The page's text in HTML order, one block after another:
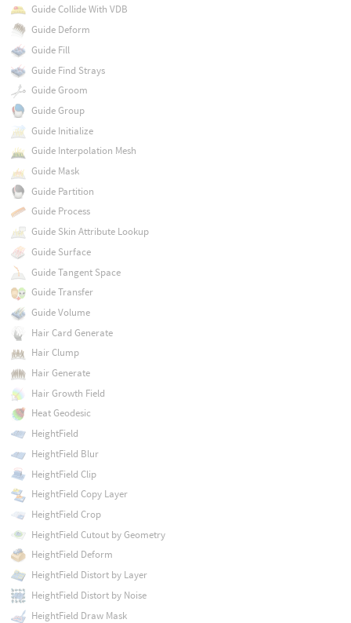
Guide Collide With VDB
Guide Deform
Guide Fill
Guide Find Strays
Guide Groom
Guide Group
Guide Initialize
Guide Interpolation Mesh
Guide Mask
Guide Partition
Guide Process
Guide Skin Attribute Lookup
Guide Surface
Guide Tangent Space
Guide Transfer
Guide Volume
Hair Card Generate
Hair Clump
Hair Generate
Hair Growth Field
Heat Geodesic
HeightField
HeightField Blur
HeightField Clip
HeightField Copy Layer
HeightField Crop
HeightField Cutout by Geometry
HeightField Deform
HeightField Distort by Layer
HeightField Distort by Noise
HeightField Draw Mask